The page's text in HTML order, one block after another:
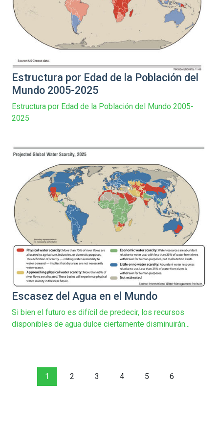
Estructura por Edad de la Población del
Mundo 2005-2025
Estructura por Edad de la Población del Mundo 2005-
2025
Escasez del Agua en el Mundo
Si bien el futuro es difícil de predecir, los recursos
disponibles de agua dulce ciertamente disminuirán...
1 2 3 4 5 6